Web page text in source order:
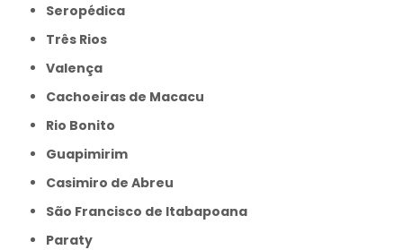
Seropédica
Três Rios
Valença
Cachoeiras de Macacu
Rio Bonito
Guapimirim
Casimiro de Abreu
São Francisco de Itabapoana
Paraty